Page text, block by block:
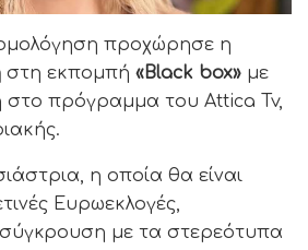
προχώρησε η
στη εκπομπή «Black box» με
πρόγραμμα του Attica Tv,
η οποία θα είναι
Ευρωεκλογές,
με τα στερεότυπα